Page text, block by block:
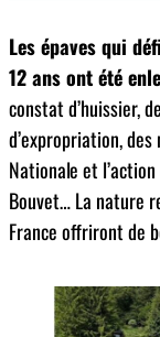
Les épaves qui
12 ans ont été
constat d’huissier,
d’expropriation,
Nationale et
Bouvet… La nature
France offriront de